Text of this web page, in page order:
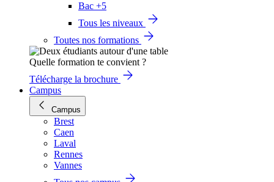
Bac +5
Tous les niveaux
Toutes nos formations
Quelle formation te convient ?
Télécharge la brochure
Campus
Campus
Brest
Caen
Laval
Rennes
Vannes